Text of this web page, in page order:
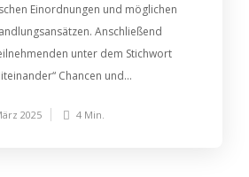
Einordnungen und möglichen
Anschließend
unter dem Stichwort
Chancen und...
2025 4 Min.